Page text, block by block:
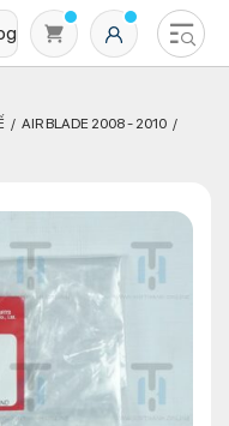
giỏ hàng
AIR BLADE 2008 - 2010